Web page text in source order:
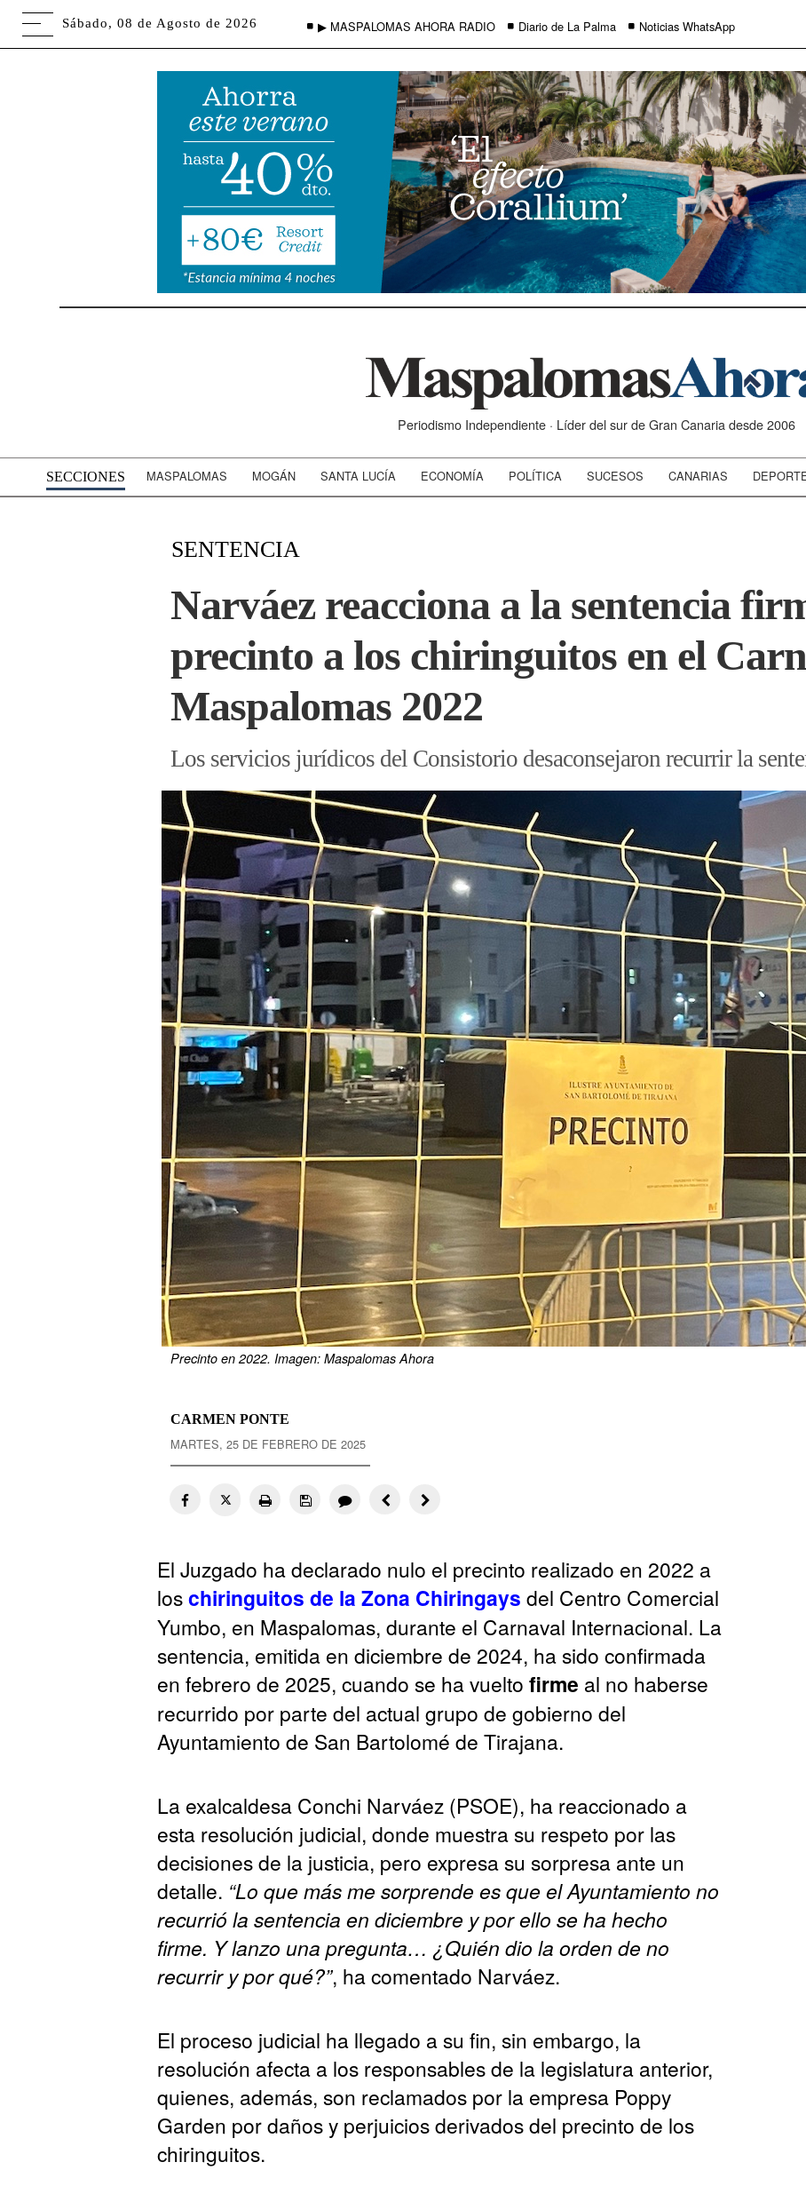
Sábado, 08 de Agosto de 2026 ▶ MASPALOMAS AHORA RADIO Diario de La Palma Noticias WhatsApp
Periodismo Independiente · Líder del sur de Gran Canaria desde 2006
SECCIONES MASPALOMAS MOGÁN SANTA LUCÍA ECONOMÍA POLÍTICA SUCESOS CANARIAS
SENTENCIA
Narváez reacciona a la sentencia
precinto a los chiringuitos en el
Maspalomas 2022
Los servicios jurídicos del Consistorio desaconsejaron recurrir la
Precinto en 2022. Imagen: Maspalomas Ahora
CARMEN PONTE
MARTES, 25 DE FEBRERO DE 2025
El Juzgado ha declarado nulo el precinto realizado en 2022 a
loschiringuitos de la Zona Chiringays del Centro Comercial
Yumbo, en Maspalomas, durante el Carnaval Internacional. La
sentencia, emitida en diciembre de 2024, ha sido confirmada
en febrero de 2025, cuando se ha vuelto firme al no haberse
recurrido por parte del actual grupo de gobierno del
Ayuntamiento de San Bartolomé de Tirajana.
La exalcaldesa Conchi Narváez (PSOE), ha reaccionado a
esta resolución judicial, donde muestra su respeto por las
decisiones de la justicia, pero expresa su sorpresa ante un
detalle. “Lo que más me sorprende es que el Ayuntamiento no
recurrió la sentencia en diciembre y por ello se ha hecho
firme. Y lanzo una pregunta… ¿Quién dio la orden de no
recurrir y por qué?”, ha comentado Narváez.
El proceso judicial ha llegado a su fin, sin embargo, la
resolución afecta a los responsables de la legislatura anterior,
quienes, además, son reclamados por la empresa Poppy
Garden por daños y perjuicios derivados del precinto de los
chiringuitos.